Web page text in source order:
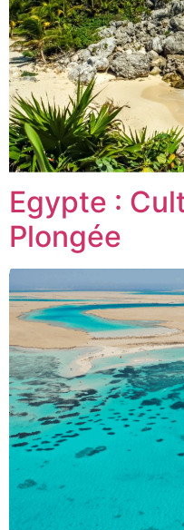
Egypte :
Plongée